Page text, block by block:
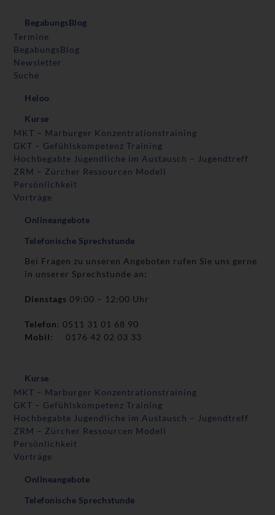
BegabungsBlog
Termine
BegabungsBlog
Newsletter
Suche
Heloo
Kurse
MKT – Marburger Konzentrationstraining
GKT – Gefühlskompetenz Training
Hochbegabte Jugendliche im Austausch – Jugendtreff
ZRM – Zürcher Ressourcen Modell
Persönlichkeit
Vorträge
Onlineangebote
Telefonische Sprechstunde
Bei Fragen zu unseren Angeboten rufen Sie uns gerne
in unserer Sprechstunde an:
Dienstags09:00 – 12:00 Uhr
Telefon: 0511 31 01 68 90
Mobil: 0176 42 02 03 33
Kurse
MKT – Marburger Konzentrationstraining
GKT – Gefühlskompetenz Training
Hochbegabte Jugendliche im Austausch – Jugendtreff
ZRM – Zürcher Ressourcen Modell
Persönlichkeit
Vorträge
Onlineangebote
Telefonische Sprechstunde